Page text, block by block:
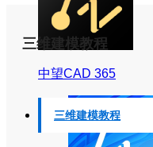
中望CAD 365
三维建模教程
三维建模教程